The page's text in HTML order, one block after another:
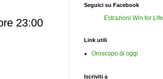
23:00
Seguici su Facebook
Estrazioni Win for Life
Link utili
Oroscopo di oggi
Iscriviti a